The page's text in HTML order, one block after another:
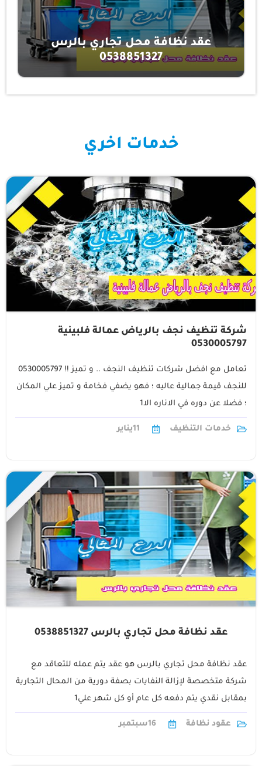
عقد نظافة محل تجاري بالرس
0538851327
خدمات اخري
شركة تنظيف نجف بالرياض عمالة فلبينية
0530005797
تعامل مع افضل شركات تنظيف النجف .. و تميز !! 0530005797
للنجف قيمة جمالية عاليه ؛ فهو يضفي فخامة و تميز علي المكان
؛ فضلا عن دوره في الاناره الا1
خدمات التنظيف 11يناير
عقد نظافة محل تجاري بالرس 0538851327
عقد نظافة محل تجاري بالرس هو عقد يتم عمله للتعاقد مع
شركة متخصصة لإزالة النفايات بصفة دورية من المحال التجارية
بمقابل نقدي يتم دفعه كل عام أو كل شهر علي1
عقود نظافة 16سبتمبر